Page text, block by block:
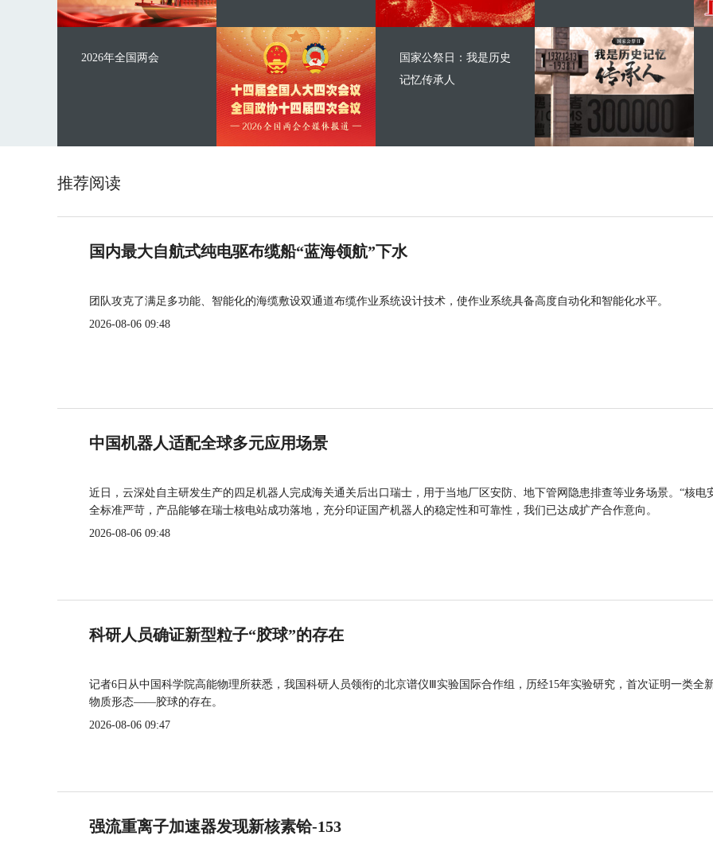
2026年全国两会
国家公祭日：我是历史
记忆传承人
推荐阅读
国内最大自航式纯电驱布缆船“蓝海领航”下水
团队攻克了满足多功能、智能化的海缆敷设双通道布缆作业系统设计技术，使作业系统具备高度自动化和智能化水平。
2026-08-06 09:48
中国机器人适配全球多元应用场景
近日，云深处自主研发生产的四足机器人完成海关通关后出口瑞士，用于当地厂区安防、地下管网隐患排查等业务场景。“核电
全标准严苛，产品能够在瑞士核电站成功落地，充分印证国产机器人的稳定性和可靠性，我们已达成扩产合作意向。
2026-08-06 09:48
科研人员确证新型粒子“胶球”的存在
记者6日从中国科学院高能物理所获悉，我国科研人员领衔的北京谱仪Ⅲ实验国际合作组，历经15年实验研究，首次证明一类全
物质形态——胶球的存在。
2026-08-06 09:47
强流重离子加速器发现新核素铪-153